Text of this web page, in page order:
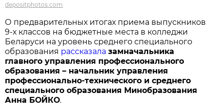
depositphotos.com
О предварительных итогах приема выпускников
9-х классов на бюджетные места в колледжи
Беларуси на уровень среднего специального
образования рассказала замначальника
главного управления профессионального
образования – начальник управления
профессионально-технического и среднего
специального образования Минобразования
Анна БОЙКО.